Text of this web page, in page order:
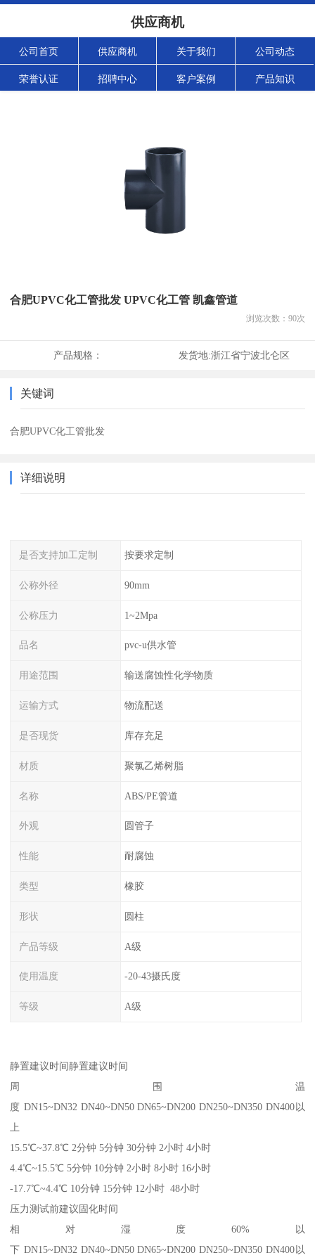
供应商机
公司首页 供应商机 关于我们 公司动态
荣誉认证 招聘中心 客户案例 产品知识
合肥UPVC化工管批发 UPVC化工管 凯鑫管道
浏览次数： 90次
产品规格： 发货地:浙江省宁波北仑区
关键词
合肥UPVC化工管批发
详细说明
是否支持加工定制 按要求定制
公称外径 90mm
公称压力 1~2Mpa
品名 pvc-u供水管
用途范围 输送腐蚀性化学物质
运输方式 物流配送
是否现货 库存充足
材质 聚氯乙烯树脂
名称 ABS/PE管道
外观 圆管子
性能 耐腐蚀
类型 橡胶
形状 圆柱
产品等级 A级
使用温度 -20-43摄氏度
等级 A级
静置建议时间静置建议时间
周围温
度 DN15~DN32 DN40~DN50 DN65~DN200 DN250~DN350 DN400以
上
15.5℃~37.8℃ 2分钟 5分钟 30分钟 2小时 4小时
4.4℃~15.5℃ 5分钟 10分钟 2小时 8小时 16小时
-17.7℃~4.4℃ 10分钟 15分钟 12小时 48小时
压力测试前建议固化时间
相对湿度60%以
下 DN15~DN32 DN40~DN50 DN65~DN200 DN250~DN350 DN400以